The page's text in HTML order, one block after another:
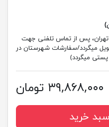
تهران، پس از تماس تلفنی جهت
میگردد/سفارشات شهرستان در
میگردد)
۳۹,۸۶۸,۰۰۰ تومان
خرید